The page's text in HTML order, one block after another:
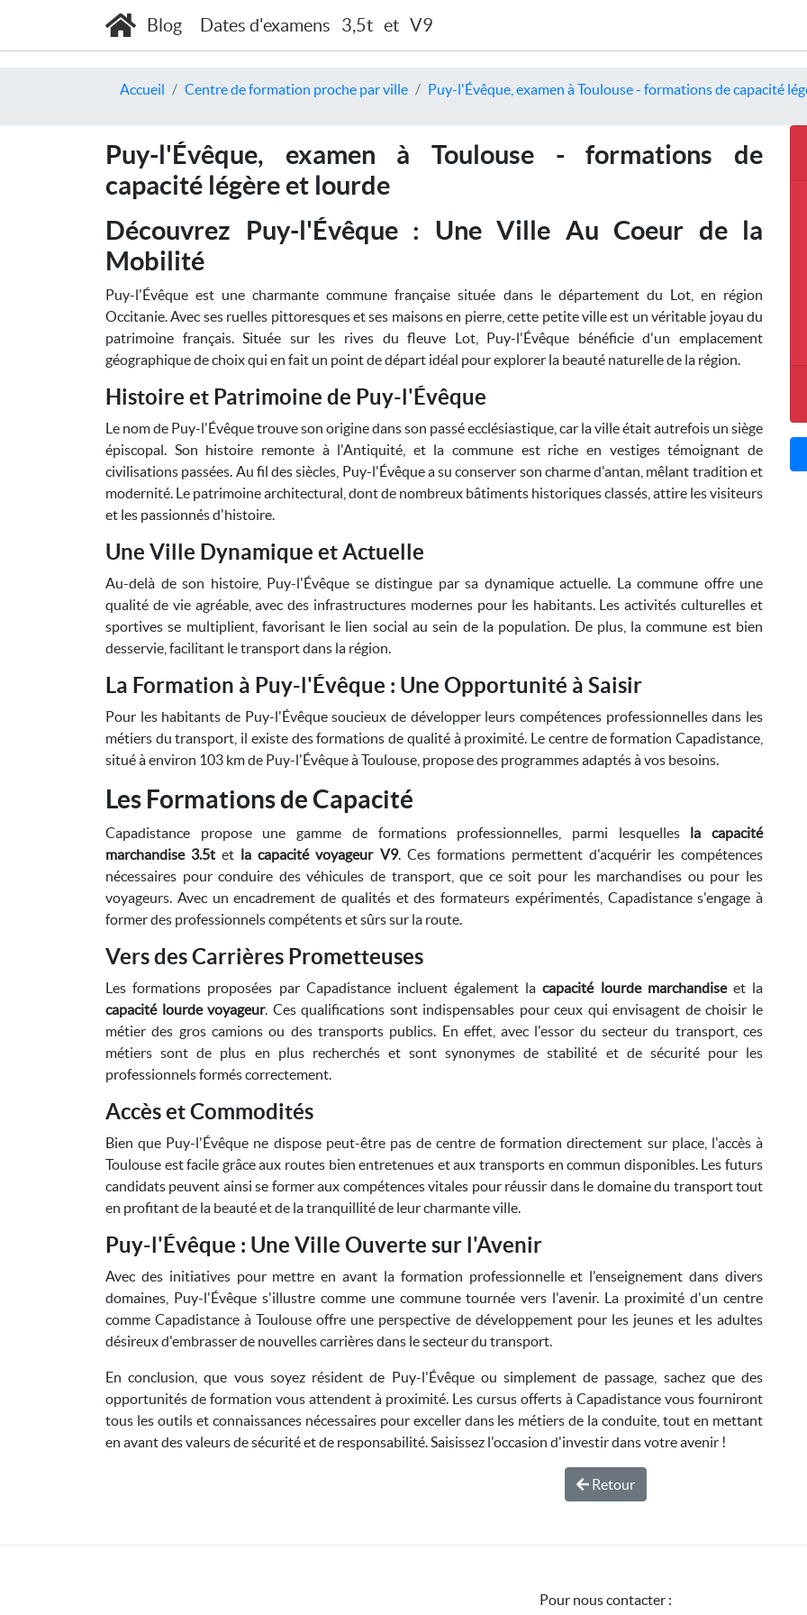
Blog Dates d'examens 3,5t et V9
Accueil Centre de formation proche par ville Puy-l'Évêque, examen à Toulouse - formations de capacité
Puy-l'Évêque, examen à Toulouse - formations de
capacité légère et lourde
Découvrez Puy-l'Évêque : Une Ville Au Coeur de la
Mobilité
Puy-l'Évêque est une charmante commune française située dans le département du Lot, en région
Occitanie. Avec ses ruelles pittoresques et ses maisons en pierre, cette petite ville est un véritable joyau du
patrimoine français. Située sur les rives du fleuve Lot, Puy-l'Évêque bénéficie d'un emplacement
géographique de choix qui en fait un point de départ idéal pour explorer la beauté naturelle de la région.
Histoire et Patrimoine de Puy-l'Évêque
Le nom de Puy-l'Évêque trouve son origine dans son passé ecclésiastique, car la ville était autrefois un siège
épiscopal. Son histoire remonte à l'Antiquité, et la commune est riche en vestiges témoignant de
civilisations passées. Au fil des siècles, Puy-l'Évêque a su conserver son charme d'antan, mêlant tradition et
modernité. Le patrimoine architectural, dont de nombreux bâtiments historiques classés, attire les visiteurs
et les passionnés d'histoire.
Une Ville Dynamique et Actuelle
Au-delà de son histoire, Puy-l'Évêque se distingue par sa dynamique actuelle. La commune offre une
qualité de vie agréable, avec des infrastructures modernes pour les habitants. Les activités culturelles et
sportives se multiplient, favorisant le lien social au sein de la population. De plus, la commune est bien
desservie, facilitant le transport dans la région.
La Formation à Puy-l'Évêque : Une Opportunité à Saisir
Pour les habitants de Puy-l'Évêque soucieux de développer leurs compétences professionnelles dans les
métiers du transport, il existe des formations de qualité à proximité. Le centre de formation Capadistance,
situé à environ 103 km de Puy-l'Évêque à Toulouse, propose des programmes adaptés à vos besoins.
Les Formations de Capacité
Capadistance propose une gamme de formations professionnelles, parmi lesquelles la capacité
marchandise 3.5t et la capacité voyageur V9. Ces formations permettent d'acquérir les compétences
nécessaires pour conduire des véhicules de transport, que ce soit pour les marchandises ou pour les
voyageurs. Avec un encadrement de qualités et des formateurs expérimentés, Capadistance s'engage à
former des professionnels compétents et sûrs sur la route.
Vers des Carrières Prometteuses
Les formations proposées par Capadistance incluent également lacapacité lourde marchandiseet la
capacité lourde voyageur. Ces qualifications sont indispensables pour ceux qui envisagent de choisir le
métier des gros camions ou des transports publics. En effet, avec l'essor du secteur du transport, ces
métiers sont de plus en plus recherchés et sont synonymes de stabilité et de sécurité pour les
professionnels formés correctement.
Accès et Commodités
Bien que Puy-l'Évêque ne dispose peut-être pas de centre de formation directement sur place, l'accès à
Toulouse est facile grâce aux routes bien entretenues et aux transports en commun disponibles. Les futurs
candidats peuvent ainsi se former aux compétences vitales pour réussir dans le domaine du transport tout
en profitant de la beauté et de la tranquillité de leur charmante ville.
Puy-l'Évêque : Une Ville Ouverte sur l'Avenir
Avec des initiatives pour mettre en avant la formation professionnelle et l'enseignement dans divers
domaines, Puy-l'Évêque s'illustre comme une commune tournée vers l'avenir. La proximité d'un centre
comme Capadistance à Toulouse offre une perspective de développement pour les jeunes et les adultes
désireux d'embrasser de nouvelles carrières dans le secteur du transport.
En conclusion, que vous soyez résident de Puy-l'Évêque ou simplement de passage, sachez que des
opportunités de formation vous attendent à proximité. Les cursus offerts à Capadistance vous fourniront
tous les outils et connaissances nécessaires pour exceller dans les métiers de la conduite, tout en mettant
en avant des valeurs de sécurité et de responsabilité. Saisissez l'occasion d'investir dans votre avenir !
Retour
Pour nous contacter :